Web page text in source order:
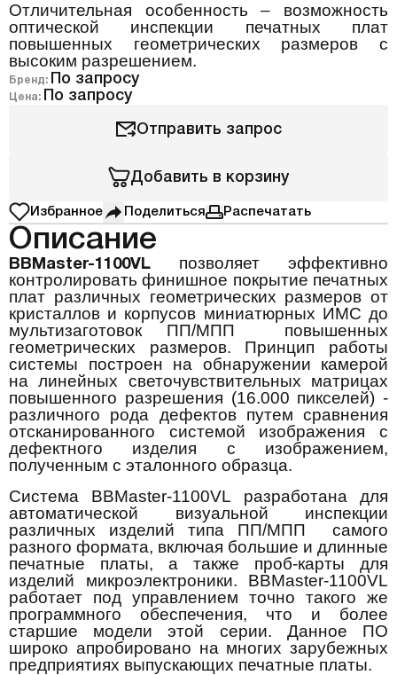
Отличительная особенность – возможность
оптической инспекции печатных плат
повышенных геометрических размеров с
высоким разрешением.
Бренд: По запросу
Цена: По запросу
Отправить запрос
Добавить в корзину
Избранное Поделиться Распечатать
Описание
BBMaster-1100VL
позволяет эффективно
контролировать финишное покрытие печатных
плат различных геометрических размеров от
кристаллов и корпусов миниатюрных ИМС до
мультизаготовок ПП/МПП повышенных
геометрических размеров. Принцип работы
системы построен на обнаружении камерой
на линейных светочувствительных матрицах
повышенного разрешения (16.000 пикселей) -
различного рода дефектов путем сравнения
отсканированного системой изображения с
дефектного изделия с изображением,
полученным с эталонного образца.
Система BBMaster-1100VL разработана для
автоматической визуальной инспекции
различных изделий типа ПП/МПП самого
разного формата, включая большие и длинные
печатные платы, а также проб-карты для
изделий микроэлектроники. BBMaster-1100VL
работает под управлением точно такого же
программного обеспечения, что и более
старшие модели этой серии. Данное ПО
широко апробировано на многих зарубежных
предприятиях выпускающих печатные платы.